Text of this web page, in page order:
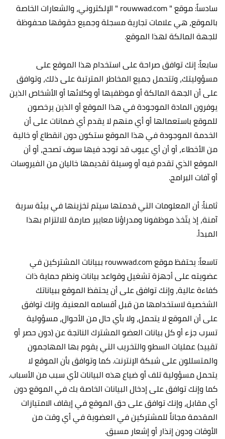
سادساً: موقع " rouwwad.com " الإلكتروني، والشعارات الخاصة
بالموقع، هي علامات تجارية مسجلة وجميع حقوقها محفوظة
للجهة المالكة لهذا الموقع.
سابعاً: إنك توافق صراحة على استخدام هذا الموقع على
مسؤوليتك، وتتحمل جميع المخاطر المترتبة على ذلك، وتوافق
على أن الجهة المالكة أو موظفيها أو وكلائها أو الأشخاص الذين
يوفرون المادة الموجودة في هذا الموقع أو الذين يرخصون
للموقع باستعمالها أو أي منهم لا يقدم أي ضمانات على أن
الخدمة الموجودة في هذا الموقع ستكون دون انقطاع أو خالية
من الأخطاء، أو أن أي عيوب قد توجد فيها سوف تصحح، أو أن
الموقع الذي تقدم فيه أو وسيلة تقديمها خاليان من الفيروسات
أو آفات البرامج.
ثامناً: أن المعلومات التي قدمتها سيتم تخزينها في بيئة سرية
آمنة، إذ يتّخذ موظفونا ومدراؤنا معايير صارمة للالتزام بهذا
المبدأ.‏
تاسعاً: يحتفظ موقع rouwwad.com ببيانات المشتركين في
عضويته على أجهزة تشغيل وقواعد بيانات ونظم حماية ذات
كفاءة عالية، وإنك توافق على أن يحتفظ الموقع ببياناتك
الشخصية لاستخدامها من قبل أقسامه المعنية. وإنك توافق
على أن الموقع لا يتحمل، ولا بأي حال من الأحوال، مسؤولية
تسرب جزء أو كل بيانات العضو المشترك الناتجة عن (دون حصر أو
تقييد) عمليات السطو والتخريب التي يقوم بها المهاجمون
والمتسللون على شبكة الإنترنت. كما وتوافق بأن الموقع لا
يتحمل مسؤولية تلف أو ضياع هذه البيانات لأي سبب من الأسباب.
كما وإنك توافق على إدخال البيانات الخاصة بك في الموقع دون
أي مقابل، وإنك توافق على حق الموقع في إيقاف الامتيازات
المقدمة مجاناً للمشتركين في العضوية في أي وقت من
الأوقات ودون إنذار أو إشعار مسبق.